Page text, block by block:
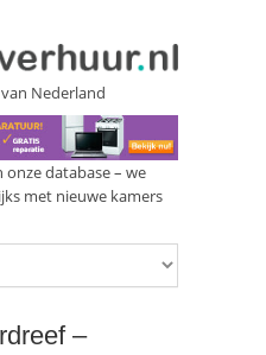
Nederland
database – we
met nieuwe kamers
–